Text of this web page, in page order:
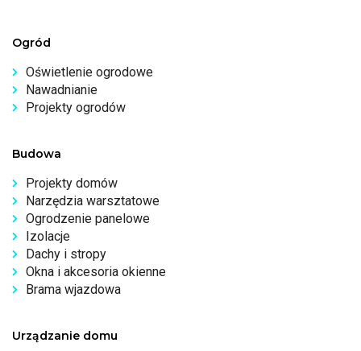
Ogród
Oświetlenie ogrodowe
Nawadnianie
Projekty ogrodów
Budowa
Projekty domów
Narzędzia warsztatowe
Ogrodzenie panelowe
Izolacje
Dachy i stropy
Okna i akcesoria okienne
Brama wjazdowa
Urządzanie domu